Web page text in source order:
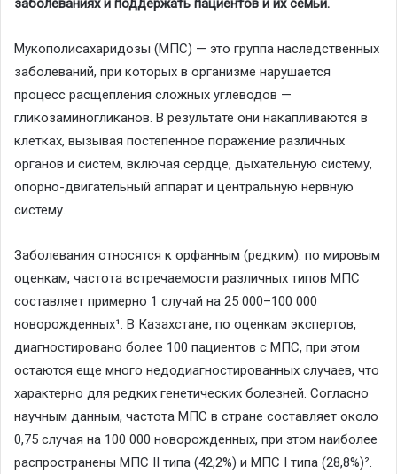
заболеваниях и поддержать пациентов и их семьи.
Мукополисахаридозы (МПС) — это группа наследственных
заболеваний, при которых в организме нарушается
процесс расщепления сложных углеводов —
гликозаминогликанов. В результате они накапливаются в
клетках, вызывая постепенное поражение различных
органов и систем, включая сердце, дыхательную систему,
опорно-двигательный аппарат и центральную нервную
систему.
Заболевания относятся к орфанным (редким): по мировым
оценкам, частота встречаемости различных типов МПС
составляет примерно 1 случай на 25 000–100 000
новорожденных¹. В Казахстане, по оценкам экспертов,
диагностировано более 100 пациентов с МПС, при этом
остаются еще много недодиагностированных случаев, что
характерно для редких генетических болезней. Согласно
научным данным, частота МПС в стране составляет около
0,75 случая на 100 000 новорожденных, при этом наиболее
распространены МПС II типа (42,2%) и МПС I типа (28,8%)².